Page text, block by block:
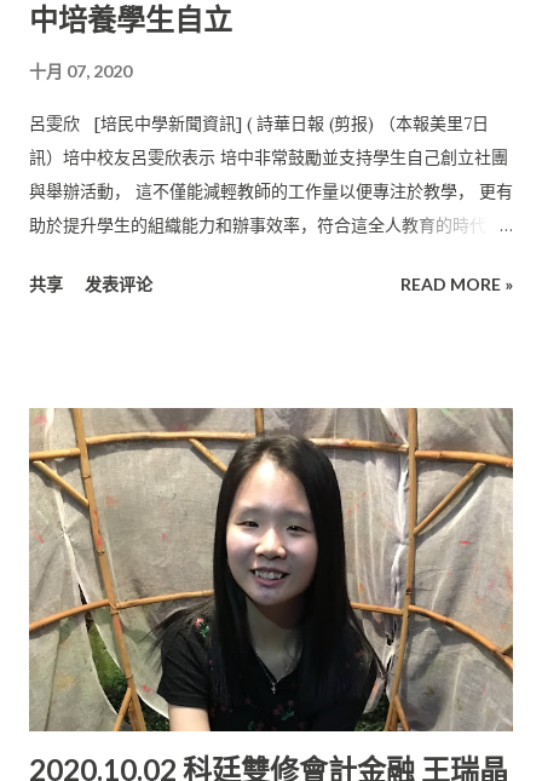
順遂。在升學的壓力方面， 她表示大學確實會比中學時期來得壓
期已培養了我的抗壓能力，所以目前還算能應付”， 她進而表
示。 她勉勵培中的學生努力學習真的非常重要， 因為這能讓他們
擁有更多選擇的權利。“ 所以在該努力的時候就努力，該玩的時
候就盡情玩。
中培養學生自立
十月 07, 2020
呂雯欣 [培民中學新聞資訊] ( 詩華日報 (剪报) （本報美里7日
訊）培中校友呂雯欣表示 培中非常鼓勵並支持學生自己創立社團
與舉辦活動， 這不僅能減輕教師的工作量以便專注於教學， 更有
助於提升學生的組織能力和辦事效率，符合這全人教育的時代。
節、 義賣會、開學典禮等，這些都讓她在無形中具備了一定的領
能力。唯有這樣，學生才能裝備自己， 以應對全球化社會的刺激
挑戰。 科廷大學深造 培中2018年畢業生呂雯欣， 不僅在2018年
陳景潤杯中學數學比賽高中組榮獲Credit， 亦曾在“春蕾”全國中
學華樂合奏比賽榮獲金獎。 品學兼優的她是美里中華公學的校
友， 目前在科廷大學馬來西亞分校深造，就讀科系為化學工程系
“在培中就讀期間，我參加了六年的培中華樂團， 從中我學習到
了如何維持紀律、如何策劃活動、 認識團隊的重要性等。培中華
樂團的指導是個相當嚴格的老師， 他不僅要求團員們在華樂的技
術上要保持一定的水平， 同時要求團員們把學業兼顧好。從這
里， 我學習到了如何好好分配時間，讓我在做每件事時不致於手
忙腳亂。 ” 在學業方面，她認為每位老師都很用心地指導學生，
共享 发表评论 READ MORE »
2020.10.02 科廷雙修會計金融 王瑞晶